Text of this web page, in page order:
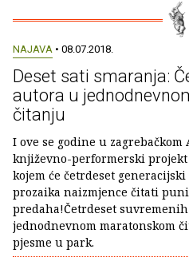
NAJAVA • 08.07.2018.
Deset sati smaranja:
autora u
čitanju
I ove se godine u
književno-performerski projekt
kojem će četrdeset
prozaika naizmjence čitati
predaha!Četrdeset
jednodnevnom maratonskom
pjesme u park.